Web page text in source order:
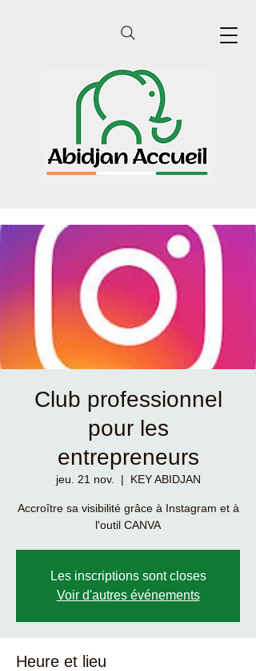
Club professionnel
pour les
entrepreneurs
jeu. 21 nov.
  |
KEY ABIDJAN
Accroître sa visibilité grâce à Instagram et à
l'outil CANVA
Les inscriptions sont closes
Voir d'autres événements
Heure et lieu